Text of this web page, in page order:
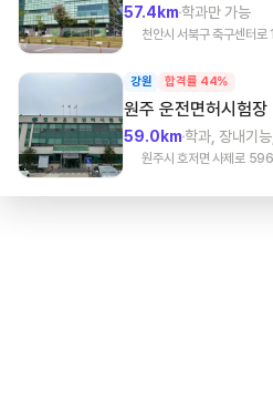
57.4km학과만 가능
천안시 서북구 축구센터
강원 합격률 44%
원주 운전면허시험장
59.0km학과, 장내기
원주시 호저면 사제로 596